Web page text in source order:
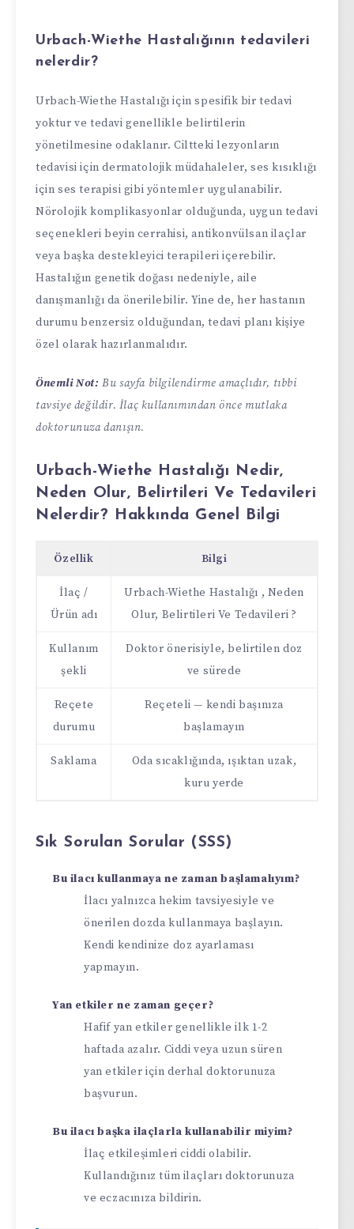
Urbach-Wiethe Hastalığının tedavileri
nelerdir?
Urbach-Wiethe Hastalığı için spesifik bir tedavi
yoktur ve tedavi genellikle belirtilerin
yönetilmesine odaklanır. Ciltteki lezyonların
tedavisi için dermatolojik müdahaleler, ses kısıklığı
için ses terapisi gibi yöntemler uygulanabilir.
Nörolojik komplikasyonlar olduğunda, uygun tedavi
seçenekleri beyin cerrahisi, antikonvülsan ilaçlar
veya başka destekleyici terapileri içerebilir.
Hastalığın genetik doğası nedeniyle, aile
danışmanlığı da önerilebilir. Yine de, her hastanın
durumu benzersiz olduğundan, tedavi planı kişiye
özel olarak hazırlanmalıdır.
Önemli Not: Bu sayfa bilgilendirme amaçlıdır, tıbbi
tavsiye değildir. İlaç kullanımından önce mutlaka
doktorunuza danışın.
Urbach-Wiethe Hastalığı Nedir,
Neden Olur, Belirtileri Ve Tedavileri
Nelerdir? Hakkında Genel Bilgi
Özellik Bilgi
İlaç /
Ürün adı
Urbach-Wiethe Hastalığı , Neden
Olur, Belirtileri Ve Tedavileri ?
Kullanım
şekli
Doktor önerisiyle, belirtilen doz
ve sürede
Reçete
durumu
Reçeteli — kendi başınıza
başlamayın
Saklama
Oda sıcaklığında, ışıktan uzak,
kuru yerde
Sık Sorulan Sorular (SSS)
Bu ilacı kullanmaya ne zaman başlamalıyım?
İlacı yalnızca hekim tavsiyesiyle ve
önerilen dozda kullanmaya başlayın.
Kendi kendinize doz ayarlaması
yapmayın.
Yan etkiler ne zaman geçer?
Hafif yan etkiler genellikle ilk 1-2
haftada azalır. Ciddi veya uzun süren
yan etkiler için derhal doktorunuza
başvurun.
Bu ilacı başka ilaçlarla kullanabilir miyim?
İlaç etkileşimleri ciddi olabilir.
Kullandığınız tüm ilaçları doktorunuza
ve eczacınıza bildirin.